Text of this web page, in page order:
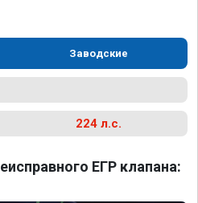
Заводские
224 л.с.
ЕГР клапана: